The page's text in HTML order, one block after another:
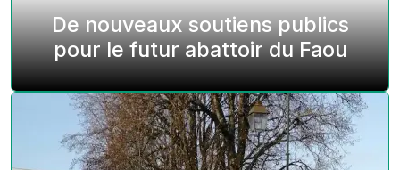
De nouveaux soutiens publics
pour le futur abattoir du Faou